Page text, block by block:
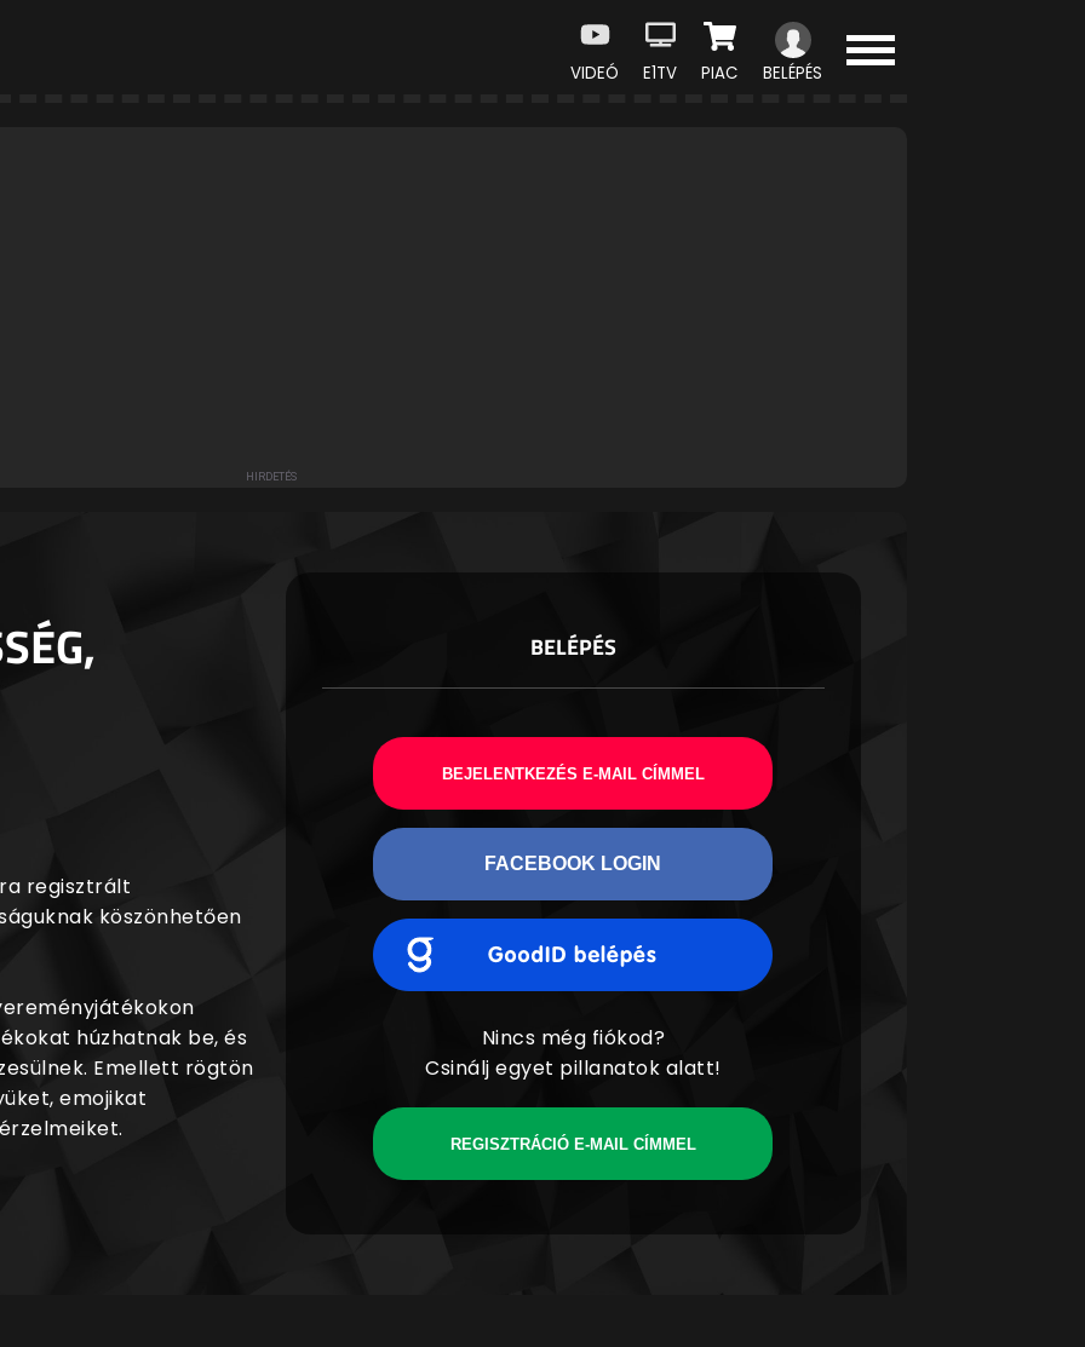
VIDEÓ E1TV PIAC BELÉPÉS
regisztrált
köszönhetően
húzhatnak be, és
Emellett rögtön
emojikat
BELÉPÉS
BEJELENTKEZÉS E-MAIL CÍMMEL
FACEBOOK LOGIN
Nincs még fiókod?
Csinálj egyet pillanatok alatt!
REGISZTRÁCIÓ E-MAIL CÍMMEL